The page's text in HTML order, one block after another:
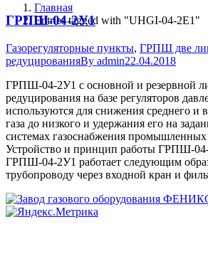
Главная
Entries tagged with "UHGI-04-2E1"
ГРПШ-04-2У1
Газорегуляторные пункты, ГРПШ две
редуцированияBy admin22.04.2018
ГРПШ-04-2У1 с основной и резервной
редуцирования на базе регуляторов
используются для снижения среднего и
газа до низкого и удержания его на
системах газоснабжения
Устройство и принцип работы ГРПШ-
ГРПШ-04-2У1 работает следующим
трубопроводу через входной кран и